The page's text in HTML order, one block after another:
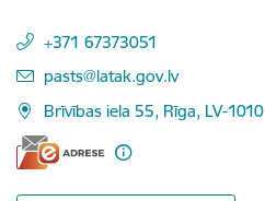
+371 67373051
E-pasts:
pasts@latak.gov.lv
Brīvības iela 55, Rīga, LV-1010